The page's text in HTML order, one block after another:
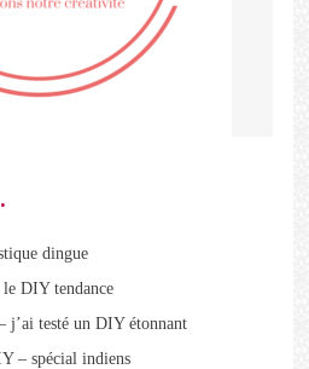
dingue
le DIY tendance
j’ai testé un DIY étonnant
– spécial indiens